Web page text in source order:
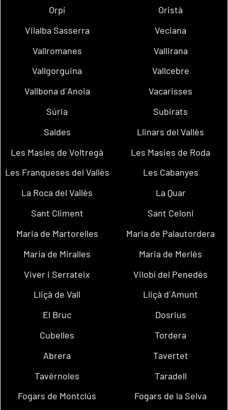
Orpí
Oristà
Vilalba Sasserra
Veciana
Vallromanes
Vallirana
Vallgorguina
Vallcebre
Vallbona d´Anoia
Vacarisses
Súria
Subirats
Saldes
Llinars del Vallès
Les Masíes de Voltregà
Les Masies de Roda
Les Franqueses del Vallès
Les Cabanyes
La Roca del Vallès
La Quar
Sant Climent
Sant Celoni
Maria de Martorelles
Maria de Palautordera
Maria de Miralles
Maria de Merlès
Viver i Serrateix
Vilobí del Penedès
Lliçà de Vall
Lliçà d´Amunt
El Bruc
Dosrius
Cubelles
Tordera
Abrera
Tavertet
Tavèrnoles
Taradell
Fogars de Montclús
Fogars de la Selva